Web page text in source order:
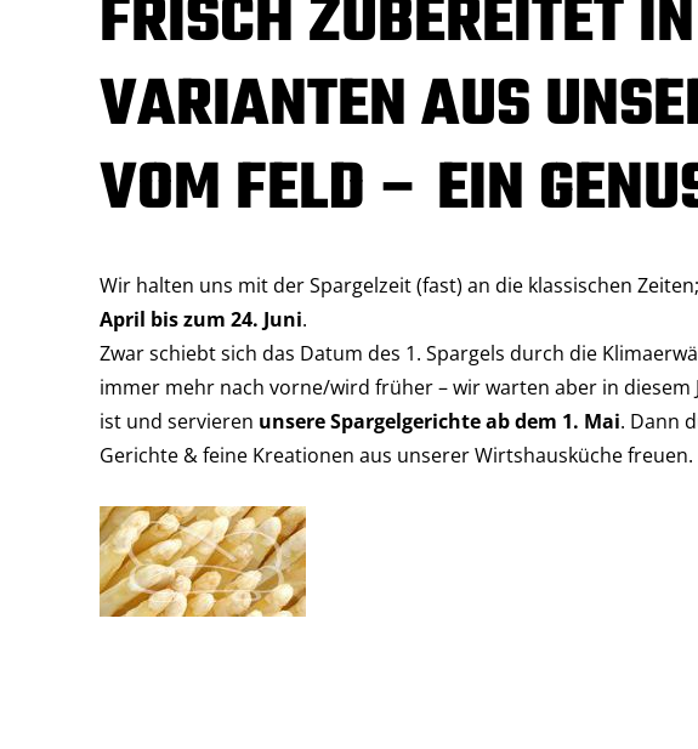
FRISCH ZUBEREITET
VARIANTEN AUS
VOM FELD – EIN
Wir halten uns mit der Spargelzeit (fast) an die klassischen Zeiten;
April bis zum 24. Juni.
Zwar schiebt sich das Datum des 1. Spargels durch die
immer mehr nach vorne/wird früher – wir warten aber in diesem
ist und servieren unsere Spargelgerichte ab dem 1. Mai. Dann
Gerichte & feine Kreationen aus unserer Wirtshausküche freuen.